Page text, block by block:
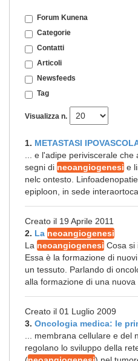
Forum Kunena
Categorie
Contatti
Articoli
Newsfeeds
Tag
Visualizza n.
1. METASTASI
... e l'adipe periviscerale
segni di neoangiogenesi e
nelc ontesto.
epiploon, in sede
Creato il 19 Aprile 2011
2. La neoangiogenesi
La neoangiogenesi Cosa si
Essa è la formazione di
un tessuto. Parlando di
alla formazione di una nuova
Creato il 01 Luglio 2009
3. Oncologia medica: le
... membrana cellulare e del
regolano lo sviluppo della